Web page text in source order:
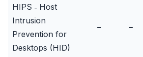
HIPS ‐ Host
Intrusion
Prevention for
Desktops (HID)
– –